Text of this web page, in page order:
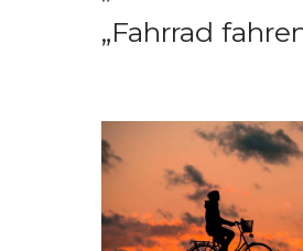
„Fahrrad